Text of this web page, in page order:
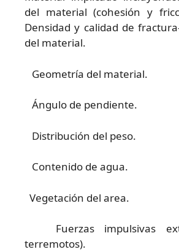
del material (cohesión y
Densidad y calidad de
del material.
Geometría del material.
Ángulo de pendiente.
Distribución del peso.
Contenido de agua.
Vegetación del area.
Fuerzas impulsivas
terremotos).